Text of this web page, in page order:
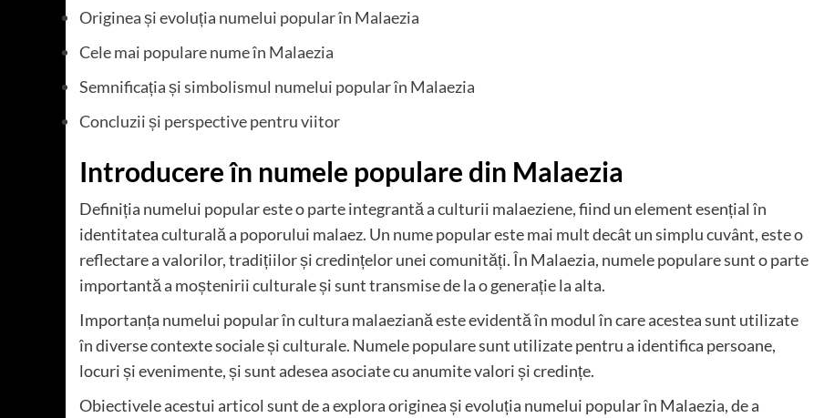
Originea și evoluția numelui popular în Malaezia
Cele mai populare nume în Malaezia
Semnificația și simbolismul numelui popular în Malaezia
Concluzii și perspective pentru viitor
Introducere în numele populare din Malaezia
Definiția numelui popular este o parte integrantă a culturii malaeziene, fiind un element esențial în
identitatea culturală a poporului malaez. Un nume popular este mai mult decât un simplu cuvânt, este o
reflectare a valorilor, tradițiilor și credințelor unei comunități. În Malaezia, numele populare sunt o parte
importantă a moștenirii culturale și sunt transmise de la o generație la alta.
Importanța numelui popular în cultura malaeziană este evidentă în modul în care acestea sunt utilizate
în diverse contexte sociale și culturale. Numele populare sunt utilizate pentru a identifica persoane,
locuri și evenimente, și sunt adesea asociate cu anumite valori și credințe.
Obiectivele acestui articol sunt de a explora originea și evoluția numelui popular în Malaezia, de a